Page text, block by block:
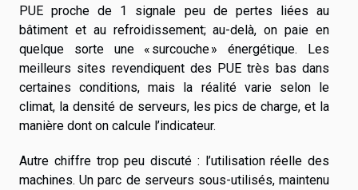
PUE proche de 1 signale peu de pertes liées au
bâtiment et au refroidissement; au-delà, on paie en
quelque sorte une « surcouche » énergétique. Les
meilleurs sites revendiquent des PUE très bas dans
certaines conditions, mais la réalité varie selon le
climat, la densité de serveurs, les pics de charge, et la
manière dont on calcule l’indicateur.
Autre chiffre trop peu discuté : l’utilisation réelle des
machines. Un parc de serveurs sous-utilisés, maintenu